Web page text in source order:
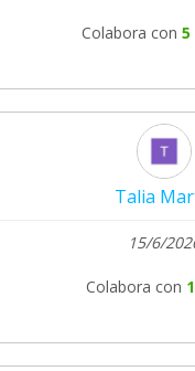
Colabora con 5
Talia
15/6/
Colabora con 1